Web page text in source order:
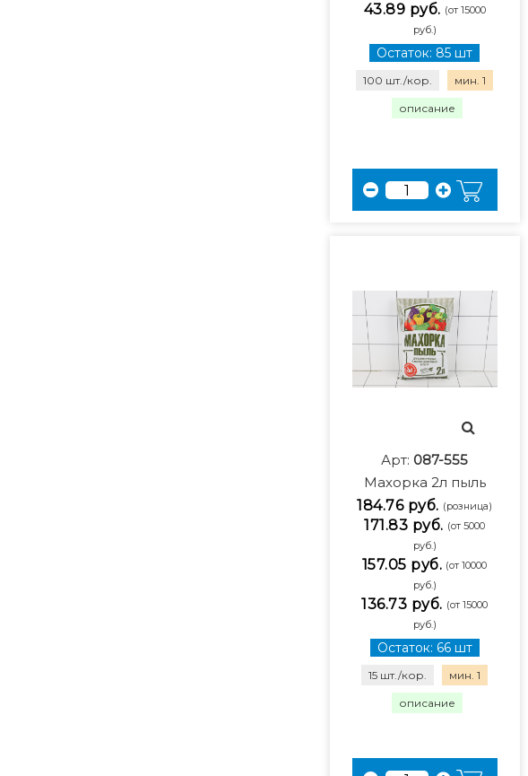
43.89 руб. (от 15000
руб.)
Остаток: 85 шт
100 шт./кор. мин. 1
описание
Арт: 087-555
Махорка 2л пыль
184.76 руб. (розница)
171.83 руб. (от 5000
руб.)
157.05 руб. (от 10000
руб.)
136.73 руб. (от 15000
руб.)
Остаток: 66 шт
15 шт./кор. мин. 1
описание